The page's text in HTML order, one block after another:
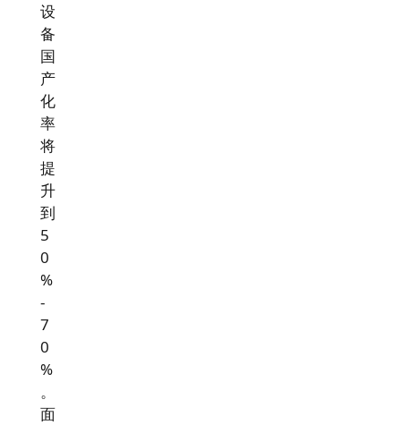
设
备
国
产
化
率
将
提
升
到
5
0
%
-
7
0
%
。
面